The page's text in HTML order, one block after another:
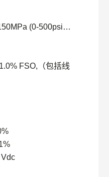
(0-500psi…
FSO, （包括线